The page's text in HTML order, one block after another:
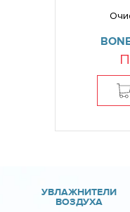
УВЛАЖНИТЕЛИ
ВОЗДУХА